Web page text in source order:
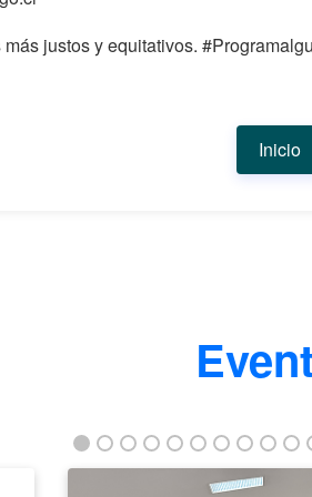
justos y equitativos.
Inicio